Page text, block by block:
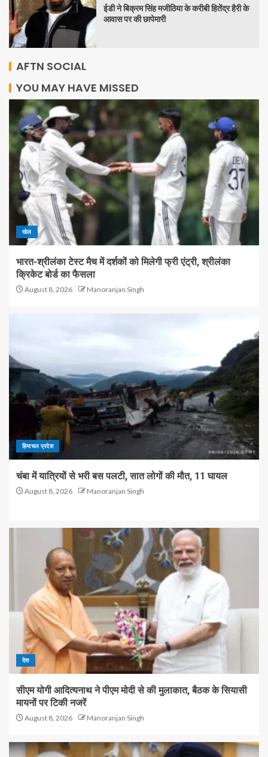
ईडी ने बिक्रम सिंह मजीठिया के करीबी हितेंद्र हैरी के
आवास पर की छापेमारी
AFTN SOCIAL
YOU MAY HAVE MISSED
खेल
भारत-श्रीलंका टेस्ट मैच में दर्शकों को मिलेगी फ्री एंट्री, श्रीलंका
क्रिकेट बोर्ड का फैसला
August 8, 2026 Manoranjan Singh
हिमाचल प्रदेश
चंबा में यात्रियों से भरी बस पलटी, सात लोगों की मौत, 11 घायल
August 8, 2026 Manoranjan Singh
देश
सीएम योगी आदित्यनाथ ने पीएम मोदी से की मुलाकात, बैठक के सियासी
मायनों पर टिकी नजरें
August 8, 2026 Manoranjan Singh